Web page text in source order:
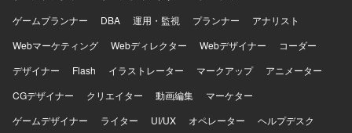
ゲームプランナー
DBA 運用・監視 プランナー
アナリスト
Webマーケティング
Webディレクター Webデザイナー
コーダー
デザイナー
Flash イラストレーター マークアップ
アニメーター
CGデザイナー
クリエイター 動画編集
マーケター
ゲームデザイナー
ライター UI/UX オペレーター
ヘルプデスク